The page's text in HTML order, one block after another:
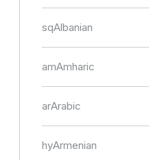
sqAlbanian
amAmharic
arArabic
hyArmenian